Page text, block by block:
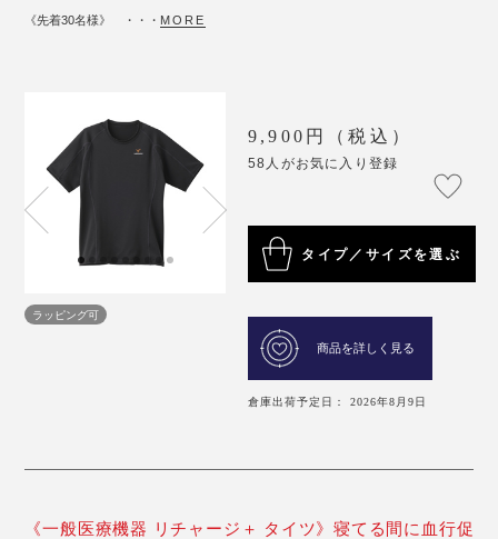
《先着30名様》 ・・・ MORE
ラッピング可
9,900円（税込）
58人がお気に入り登録
タイプ／サイズを選ぶ
商品を詳しく見る
倉庫出荷予定日： 2026年8月9日
《一般医療機器 リチャージ＋ タイツ》寝てる間に血行促